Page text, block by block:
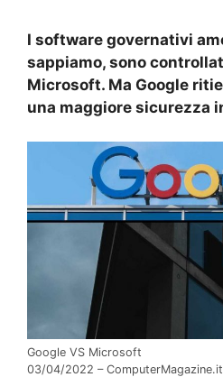
I software governativi
sappiamo, sono
Microsoft. Ma Google
una maggiore sicurezza
Google VS Microsoft
03/04/2022 – ComputerMagazine.it